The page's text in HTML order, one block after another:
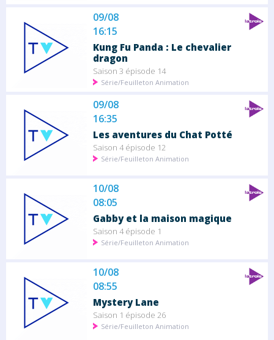
09/08
16:15
Kung Fu Panda : Le chevalier
dragon
Saison 3 épisode 14
Série/Feuilleton Animation
09/08
16:35
Les aventures du Chat Potté
Saison 4 épisode 12
Série/Feuilleton Animation
10/08
08:05
Gabby et la maison magique
Saison 4 épisode 1
Série/Feuilleton Animation
10/08
08:55
Mystery Lane
Saison 1 épisode 26
Série/Feuilleton Animation